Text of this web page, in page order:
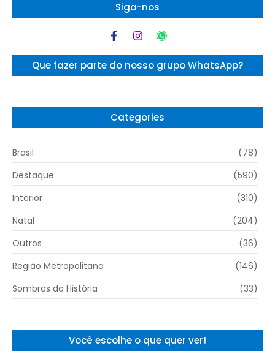
Siga-nos
Que fazer parte do nosso grupo WhatsApp?
Categories
Brasil
(78)
Destaque
(590)
Interior
(310)
Natal
(204)
Outros
(36)
Região Metropolitana
(146)
Sombras da História
(33)
Você escolhe o que quer ver!